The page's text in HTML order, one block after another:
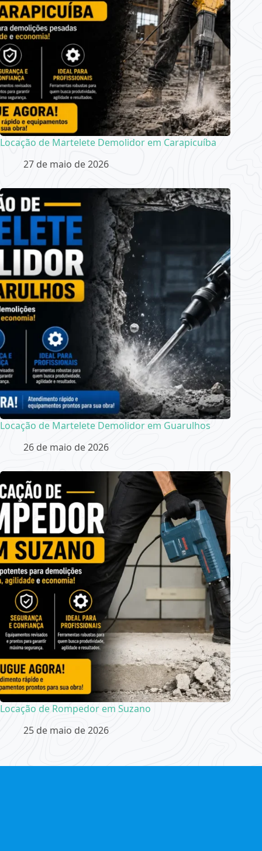
Locação de Martelete Demolidor em Carapicuíba
27 de maio de 2026
Locação de Martelete Demolidor em Guarulhos
26 de maio de 2026
Locação de Rompedor em Suzano
25 de maio de 2026